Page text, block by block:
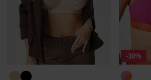
-30%